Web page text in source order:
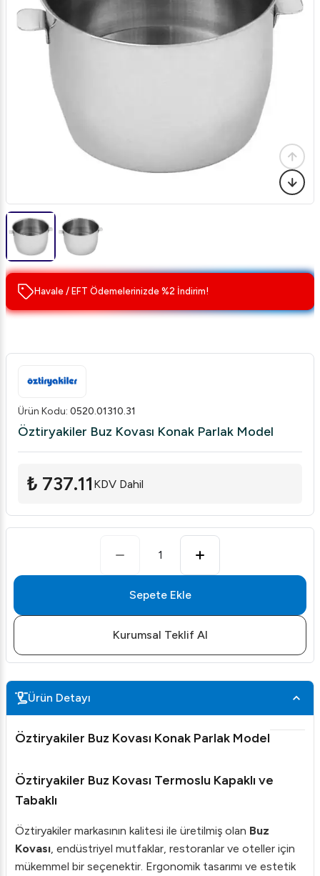
Havale / EFT Ödemelerinizde %2 İndirim!
Ürün Kodu: 0520.01310.31
Öztiryakiler Buz Kovası Konak Parlak Model
₺ 737.11 KDV Dahil
1
Sepete Ekle
Kurumsal Teklif Al
Ürün Detayı
Öztiryakiler Buz Kovası Konak Parlak Model
Öztiryakiler Buz Kovası Termoslu Kapaklı ve
Tabaklı
Öztiryakiler markasının kalitesi ile üretilmiş olan Buz
Kovası, endüstriyel mutfaklar, restoranlar ve oteller için
mükemmel bir seçenektir. Ergonomik tasarımı ve estetik